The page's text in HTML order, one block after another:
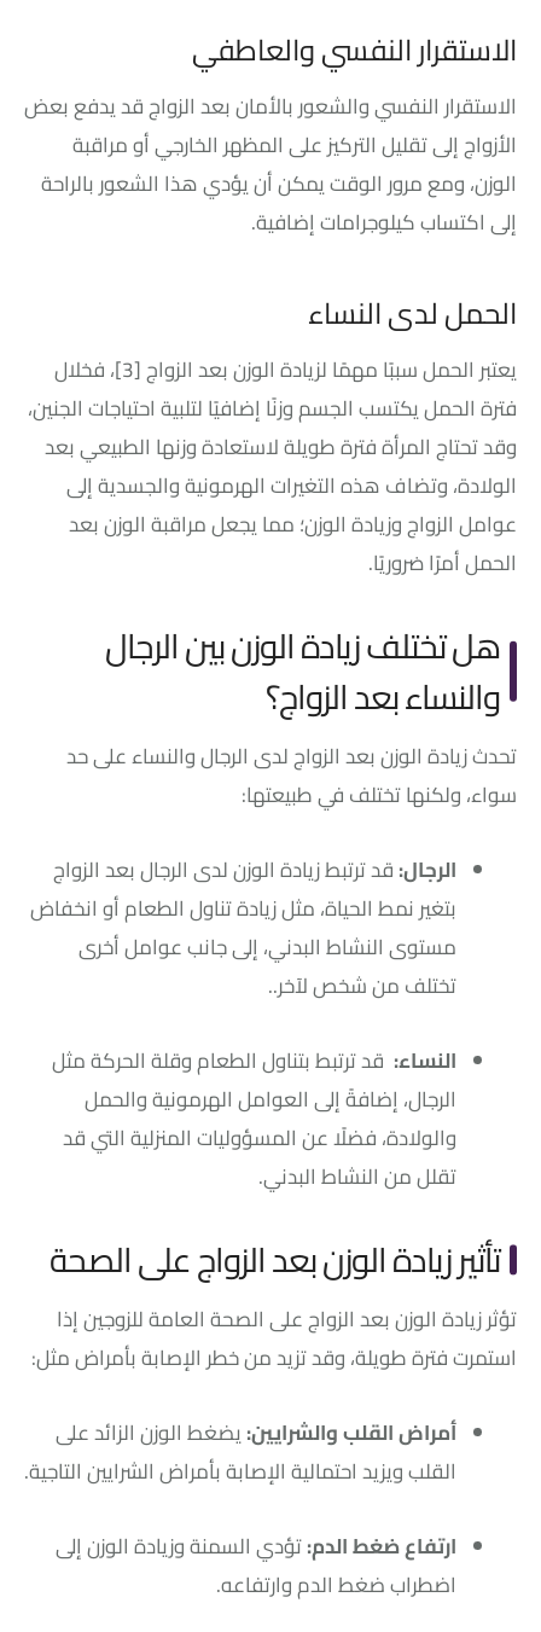
الاستقرار النفسي والعاطفي
الاستقرار النفسي والشعور بالأمان بعد الزواج قد يدفع بعض
الأزواج إلى تقليل التركيز على المظهر الخارجي أو مراقبة
الوزن، ومع مرور الوقت يمكن أن يؤدي هذا الشعور بالراحة
إلى اكتساب كيلوجرامات إضافية.
الحمل لدى النساء
يعتبر الحمل سببًا مهمًا لزيادة الوزن بعد الزواج[3] ، فخلال
فترة الحمل يكتسب الجسم وزنًا إضافيًا لتلبية احتياجات الجنين،
وقد تحتاج المرأة فترة طويلة لاستعادة وزنها الطبيعي بعد
الولادة، وتضاف هذه التغيرات الهرمونية والجسدية إلى
عوامل الزواج وزيادة الوزن؛ مما يجعل مراقبة الوزن بعد
الحمل أمرًا ضروريًا.
هل تختلف زيادة الوزن بين الرجال
والنساء بعد الزواج؟
تحدث زيادة الوزن بعد الزواج لدى الرجال والنساء على حد
سواء، ولكنها تختلف في طبيعتها:
الرجال:قد ترتبط زيادة الوزن لدى الرجال بعد الزواج
بتغير نمط الحياة، مثل زيادة تناول الطعام أو انخفاض
مستوى النشاط البدني، إلى جانب عوامل أخرى
تختلف من شخص لآخر..
النساء: قد ترتبط بتناول الطعام وقلة الحركة مثل
الرجال، إضافةً إلى العوامل الهرمونية والحمل
والولادة، فضلًا عن المسؤوليات المنزلية التي قد
تقلل من النشاط البدني.
تأثير زيادة الوزن بعد الزواج على الصحة
تؤثر زيادة الوزن بعد الزواج على الصحة العامة للزوجين إذا
استمرت فترة طويلة، وقد تزيد من خطر الإصابة بأمراض مثل:
أمراض القلب والشرايين:يضغط الوزن الزائد على
القلب ويزيد احتمالية الإصابة بأمراض الشرايين التاجية.
ارتفاع ضغط الدم:تؤدي السمنة وزيادة الوزن إلى
اضطراب ضغط الدم وارتفاعه.